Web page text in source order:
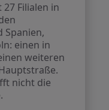
Filialen in
Spanien,
einen in
weiteren
nicht die